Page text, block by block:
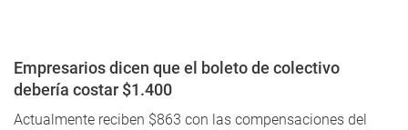
Empresarios dicen que el boleto de colectivo
debería costar $1.400
Actualmente reciben $863 con las compensaciones del